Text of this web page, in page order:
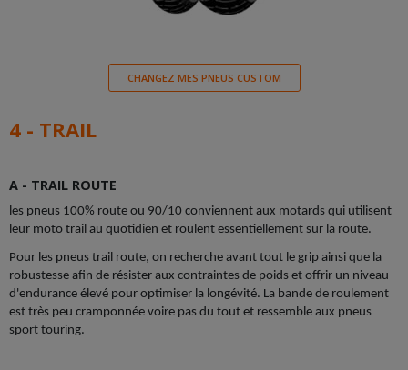
CHANGEZ MES PNEUS CUSTOM
4 - TRAIL
A - TRAIL ROUTE
les pneus 100% route ou 90/10 conviennent aux motards qui utilisent
leur moto trail au quotidien et roulent essentiellement sur la route.
Pour les pneus trail route, on recherche avant tout le grip ainsi que la
robustesse afin de résister aux contraintes de poids et offrir un niveau
d'endurance élevé pour optimiser la longévité. La bande de roulement
est très peu cramponnée voire pas du tout et ressemble aux pneus
sport touring.